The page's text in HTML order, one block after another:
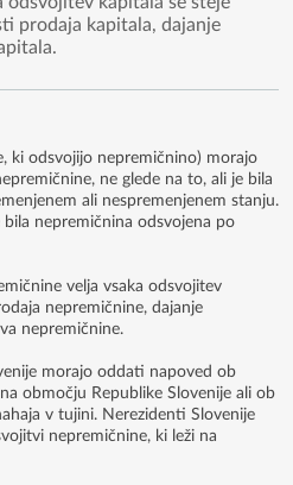
prodaja kapitala, dajanje
ki odsvojijo nepremičnino) morajo
ne glede na to, ali je bila
ali nespremenjenem stanju.
nepremičnina odsvojena po
velja vsaka odsvojitev
nepremičnine, dajanje
nepremičnine.
morajo oddati napoved ob
območju Republike Slovenije ali ob
v tujini. Nerezidenti Slovenije
nepremičnine, ki leži na